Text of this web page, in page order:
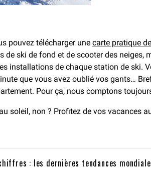
pouvez télécharger une carte pratique
ski de fond et de scooter des
installations de chaque station de ski.
que vous avez oublié vos gants…
Pour ça, nous comptons
soleil, non ? Profitez de vos vacances
: les dernières tendances